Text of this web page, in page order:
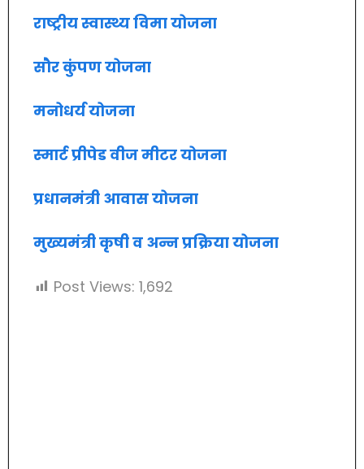
राष्ट्रीय स्वास्थ्य विमा योजना
सौर कुंपण योजना
मनोधर्य योजना
स्मार्ट प्रीपेड वीज मीटर योजना
प्रधानमंत्री आवास योजना
मुख्यमंत्री कृषी व अन्न प्रक्रिया योजना
Post Views: 1,692